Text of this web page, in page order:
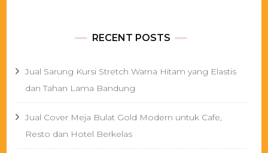
RECENT POSTS
Jual Sarung Kursi Stretch Warna Hitam yang Elastis
dan Tahan Lama Bandung
Jual Cover Meja Bulat Gold Modern untuk Cafe,
Resto dan Hotel Berkelas